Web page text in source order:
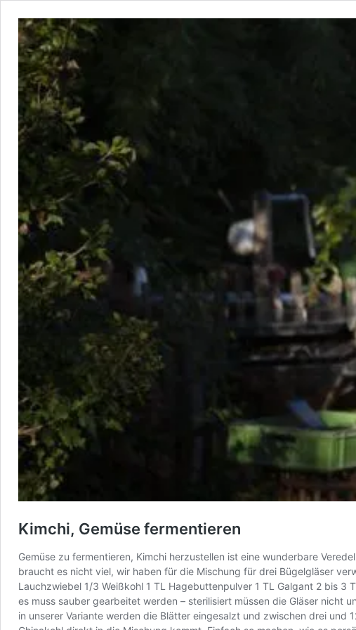
Kimchi, Gemüse fermentieren
Gemüse zu fermentieren, Kimchi herzustellen ist eine wunderbare
braucht es nicht viel, wir haben für die Mischung für drei Bügelgläser
Lauchzwiebel 1/3 Weißkohl 1 TL Hagebuttenpulver 1 TL Galgant 2 bis 3
es muss sauber gearbeitet werden – sterilisiert müssen die Gläser
in unserer Variante werden die Blätter eingesalzt und zwischen drei